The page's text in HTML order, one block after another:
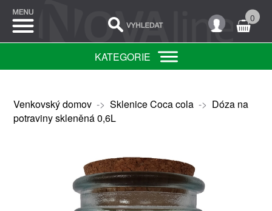
0
KATEGORIE
Venkovský domov-> Sklenice Coca cola-> Dóza na
potraviny skleněná 0,6L